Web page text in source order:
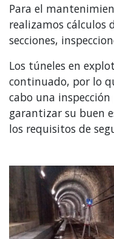
Para el
realizamos cálculos
secciones,
Los túneles en
continuado, por lo
cabo una
garantizar su buen
los requisitos de